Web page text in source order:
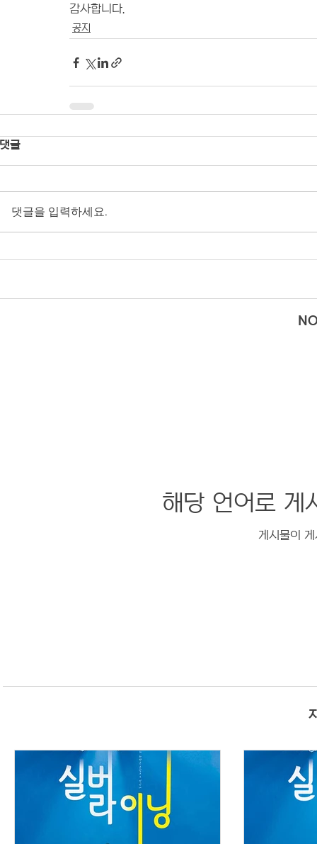
감사합니다.
공지
댓글
댓글을 입력하세요.
해당 언어로 게
게시물이